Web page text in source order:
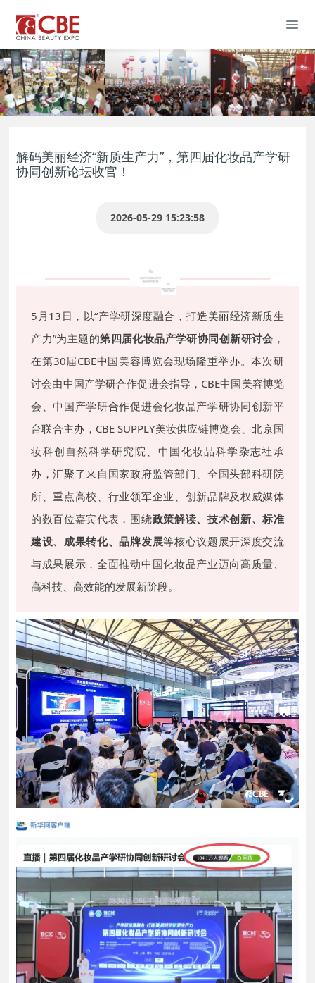
解码美丽经济“新质生产力”，第四届化妆品产学研
协同创新论坛收官！
2026-05-29 15:23:58
5月13日，以“产学研深度融合，打造美丽经济新质生
产力”为主题的第四届化妆品产学研协同创新研讨会 ，
在第30届CBE中国美容博览会现场隆重举办。本次研
讨会由中国产学研合作促进会指导， CBE中国美容博览
会、中国产学研合作促进会化妆品产学研协同创新平
台联合主办，CBE SUPPLY美妆供应链博览会、北京国
妆科创自然科学研究院、中国化妆品科学杂志社承
办，汇聚了来自国家政府监管部门、全国头部科研院
所、重点高校、行业领军企业、创新品牌及权威媒体
的数百位嘉宾代表，围绕政策解读、技术创新、标准
建设、成果转化、品牌发展等核心议题展开深度交流
与成果展示，全面推动中国化妆品产业迈向高质量、
高科技、高效能的发展新阶段。